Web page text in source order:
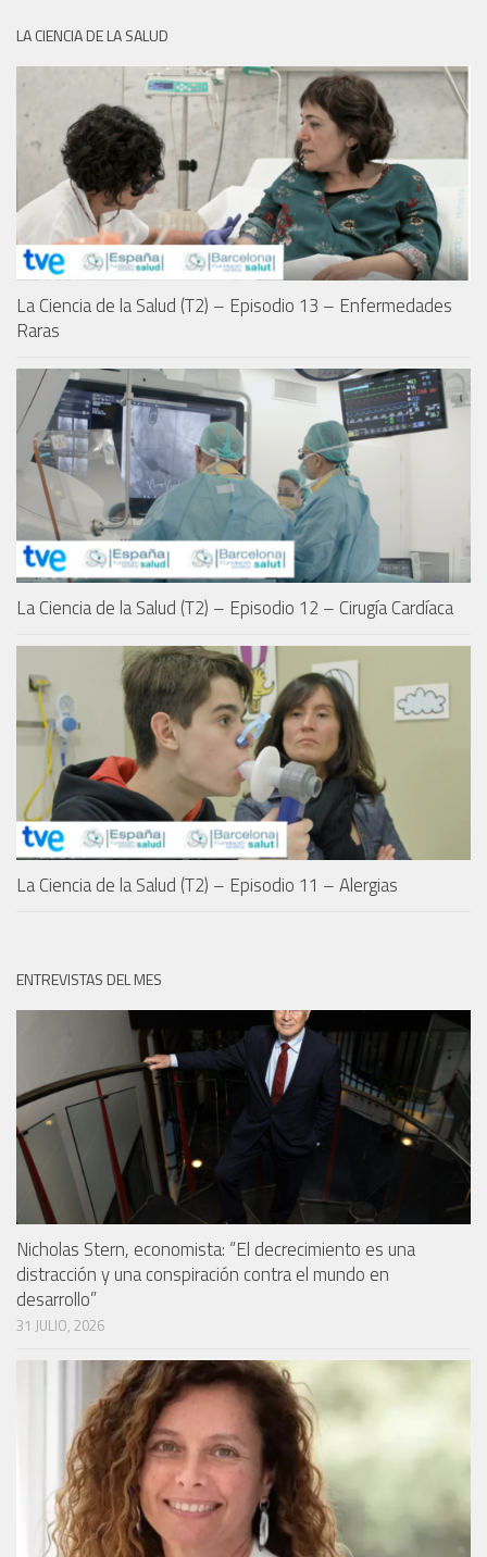
LA CIENCIA DE LA SALUD
La Ciencia de la Salud (T2) – Episodio 13 – Enfermedades
Raras
La Ciencia de la Salud (T2) – Episodio 12 – Cirugía Cardíaca
La Ciencia de la Salud (T2) – Episodio 11 – Alergias
ENTREVISTAS DEL MES
Nicholas Stern, economista: “El decrecimiento es una
distracción y una conspiración contra el mundo en
desarrollo”
31 JULIO, 2026